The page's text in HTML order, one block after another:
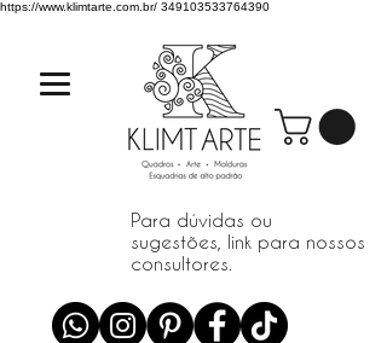
https://www.klimtarte.com.br/ 349103533764390
Para dúvidas ou
sugestões, link para nossos
consultores.